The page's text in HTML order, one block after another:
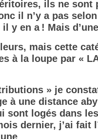
ils ne sont
il n’y a pas
y en a ! Mais
mais cette
à la loupe par «
» je
à une distance
sont logés dans
dernier, j’ai fait